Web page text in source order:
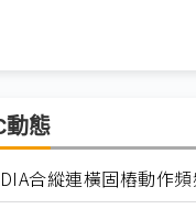
動態
合縱連橫固樁動作